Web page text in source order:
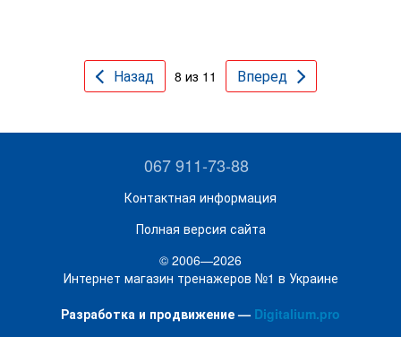
Назад 8 из 11 Вперед
067 911-73-88
Контактная информация
Полная версия сайта
© 2006—2026
Интернет магазин тренажеров №1 в Украине
Разработка и продвижение — Digitalium.pro